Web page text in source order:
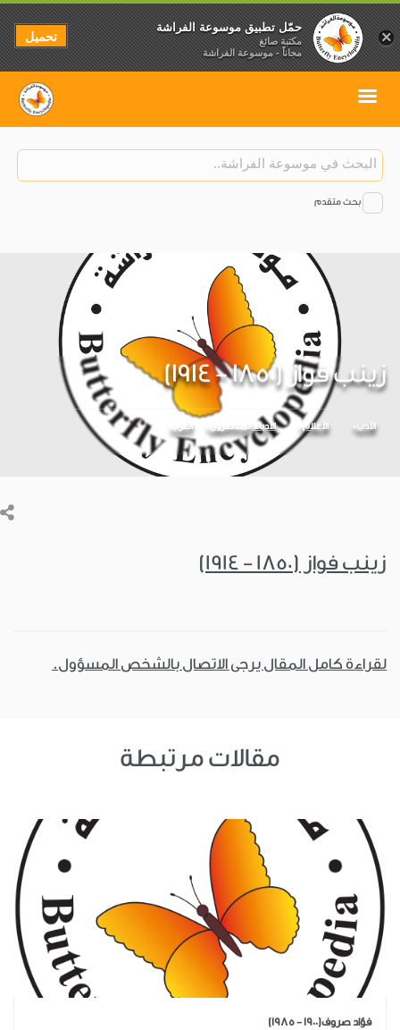
بحث متقدم
زينب فواز (1850 - 1914)
الأدب الأعلام الأدباء المعاصرون العرب
زينب فواز (1850 - 1914)
لقراءة كامل المقال يرجى الاتصال بالشخص المسؤول.
مقالات مرتبطة
فؤاد صروف(1900 - 1985)
×
حمّل تطبيق موسوعة الفراشة
مكتبة صائغ
مجاناً - موسوعة الفراشة
تحميل